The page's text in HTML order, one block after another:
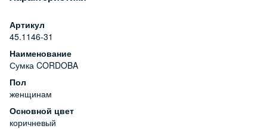
Артикул
45.1146-31
Наименование
Сумка CORDOBA
Пол
женщинам
Основной цвет
коричневый